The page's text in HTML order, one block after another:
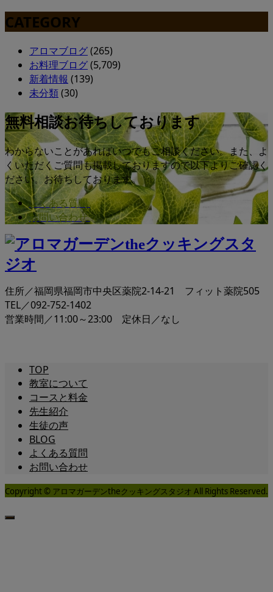
CATEGORY
アロマブログ(265)
お料理ブログ(5,709)
新着情報 (139)
未分類(30)
無料相談お待ちしております
わからないことがあればいつでもご相談ください。また、よ
くいただくご質問も掲載しておりますので以下よりご確認く
ださい。お待ちしております。
よくある質問
お問い合わせ
住所／福岡県福岡市中央区薬院2-14-21 フィット薬院505
TEL／092-752-1402
営業時間／11:00～23:00 定休日／なし
TOP
教室について
コースと料金
先生紹介
生徒の声
BLOG
よくある質問
お問い合わせ
Copyright © アロマガーデンtheクッキングスタジオ All Rights Reserved.